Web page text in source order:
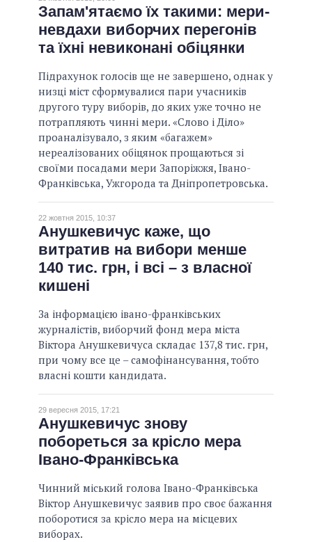
НЕВИКОНАНІ ОБІЦЯНКИ
ОБІЦЯНКИ У ПРОЦЕСІ
ВСІ ОБІЦЯНКИ
АРХІВНІ ОБІЦЯНКИ
Запам'ятаємо їх такими: мери-
невдахи виборчих перегонів
та їхні невиконані обіцянки
Підрахунок голосів ще не завершено, однак у
низці міст сформувалися пари учасників
другого туру виборів, до яких уже точно не
потрапляють чинні мери. «Слово і Діло»
проаналізувало, з яким «багажем»
нереалізованих обіцянок прощаються зі
своїми посадами мери Запоріжжя, Івано-
Франківська, Ужгорода та Дніпропетровська.
22 жовтня 2015, 10:37
Анушкевичус каже, що
витратив на вибори менше
140 тис. грн, і всі – з власної
кишені
За інформацією івано-франківських
журналістів, виборчий фонд мера міста
Віктора Анушкевичуса складає 137,8 тис. грн,
при чому все це – самофінансування, тобто
власні кошти кандидата.
29 вересня 2015, 17:21
Анушкевичус знову
побореться за крісло мера
Івано-Франківська
Чинний міський голова Івано-Франківська
Віктор Анушкевичус заявив про своє бажання
поборотися за крісло мера на місцевих
виборах.